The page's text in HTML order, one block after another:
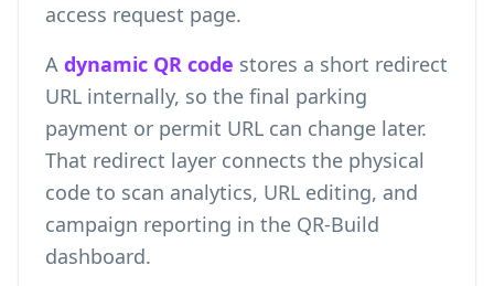
access request page.
A dynamic QR code stores a short redirect
URL internally, so the final parking
payment or permit URL can change later.
That redirect layer connects the physical
code to scan analytics, URL editing, and
campaign reporting in the QR-Build
dashboard.